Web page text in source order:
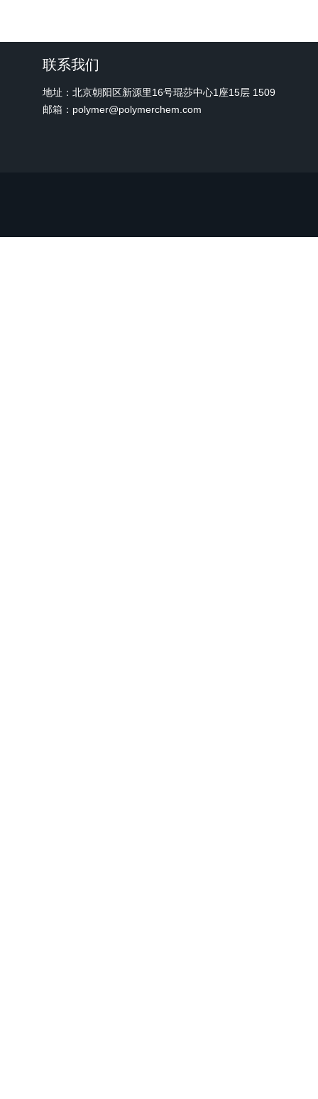
联系我们
地址：北京朝阳区新源里16号琨莎中心1座15层 1509
邮箱：polymer@polymerchem.com